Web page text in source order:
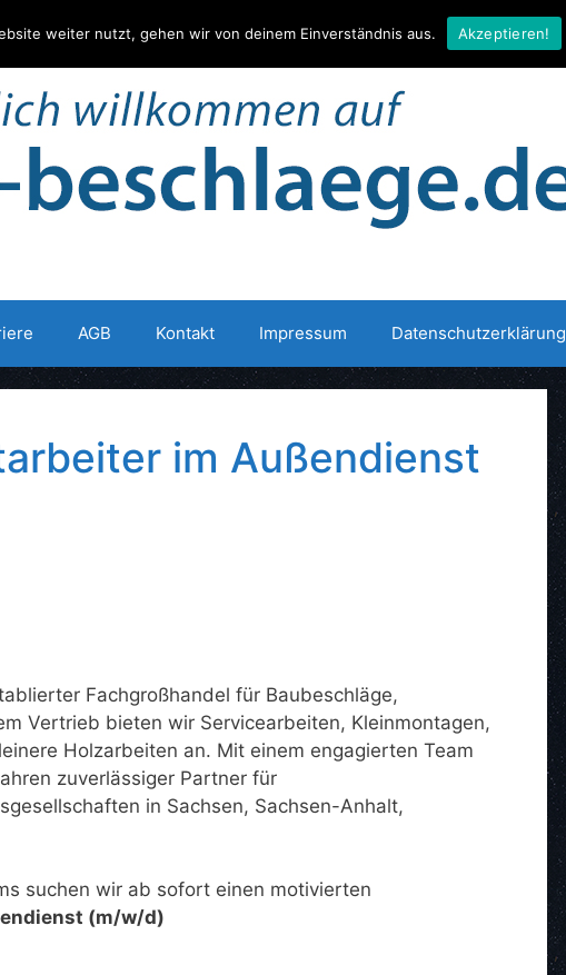
AGB Kontakt Impressum Datenschutzerklärung
im Außendienst
Fachgroßhandel für Baubeschläge,
Vertrieb bieten wir Servicearbeiten, Kleinmontagen,
Holzarbeiten an. Mit einem engagierten Team
zuverlässiger Partner für
in Sachsen, Sachsen-Anhalt,
suchen wir ab sofort einen motivierten
(m/w/d)
weiter nutzt, gehen wir von deinem Einverständnis aus. Akzeptieren!